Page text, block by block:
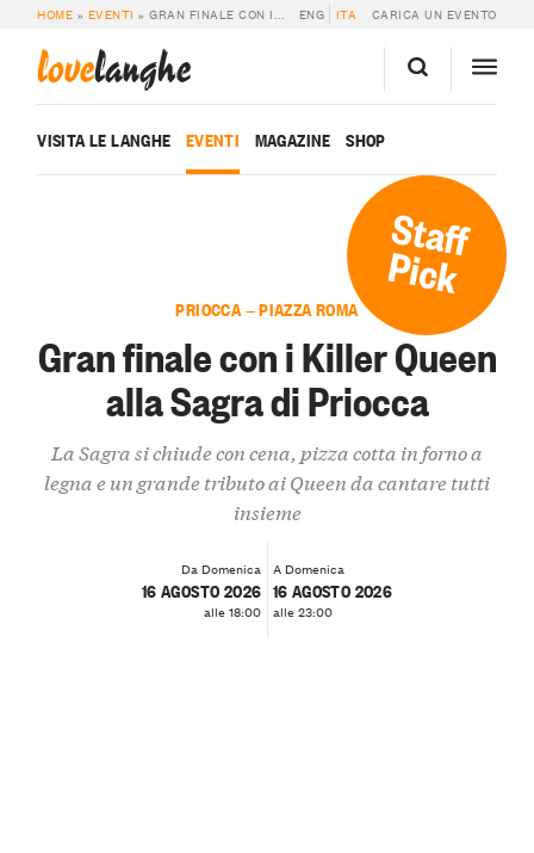
HOME » EVENTI »GRAN FINALE CON I KILLER QUEEN ALLA SAGRA DI PRIOCCA ENG ITA CARICA UN EVENTO
lovelanghe
VISITA LE LANGHE EVENTI MAGAZINE SHOP
Staff
Pick
PRIOCCA — PIAZZA ROMA
Gran finale con i Killer Queen
alla Sagra di Priocca
La Sagra si chiude con cena, pizza cotta in forno a
legna e un grande tributo ai Queen da cantare tutti
insieme
Da Domenica
16 AGOSTO 2026
alle 18:00
A Domenica
16 AGOSTO 2026
alle 23:00